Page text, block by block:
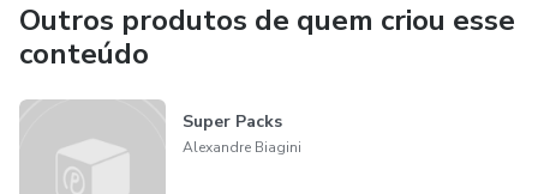
Outros produtos de quem criou esse
conteúdo
Super Packs
Alexandre Biagini